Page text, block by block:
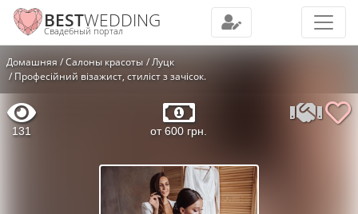
BESTWEDDING
Свадебный портал
Домашняя Салоны красоты
Луцк
Професійний візажист, стиліст з зачісок.
131 от 600 грн.